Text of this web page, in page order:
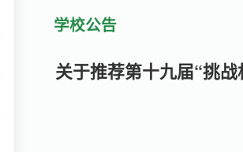
学校公告
关于推荐第十九届“挑